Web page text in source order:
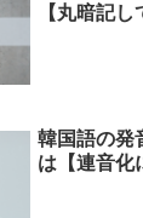
【丸暗記し
韓国語の発
は【連音化